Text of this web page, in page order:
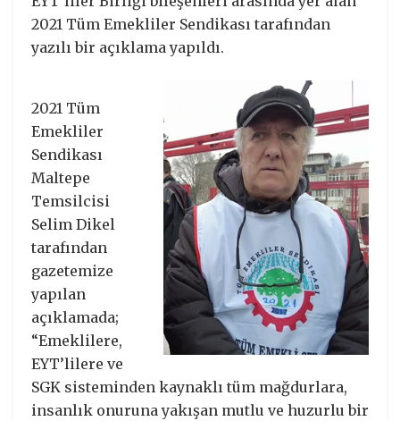
2021 Tüm Emekliler Sendikası tarafından
yazılı bir açıklama yapıldı.
2021 Tüm
Emekliler
Sendikası
Maltepe
Temsilcisi
Selim Dikel
tarafından
gazetemize
yapılan
açıklamada;
“Emeklilere,
EYT’lilere ve
SGK sisteminden kaynaklı tüm mağdurlara,
insanlık onuruna yakışan mutlu ve huzurlu bir